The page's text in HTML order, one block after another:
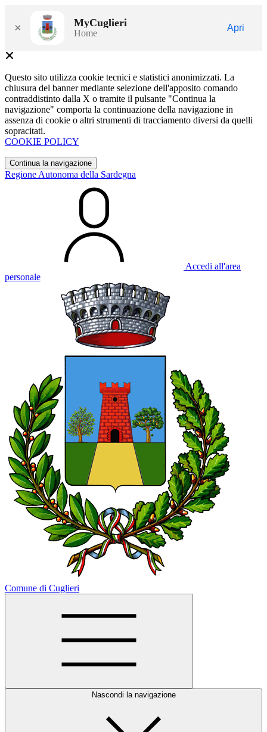
× MyCuglieri
Home
Apri
Questo sito utilizza cookie tecnici e statistici anonimizzati. La
chiusura del banner mediante selezione dell'apposito comando
contraddistinto dalla X o tramite il pulsante "Continua la
navigazione" comporta la continuazione della navigazione in
assenza di cookie o altri strumenti di tracciamento diversi da quelli
sopracitati.
COOKIE POLICY
Continua la navigazione
Regione Autonoma della Sardegna
Accedi all'area
personale
Comune di Cuglieri
Nascondi la navigazione